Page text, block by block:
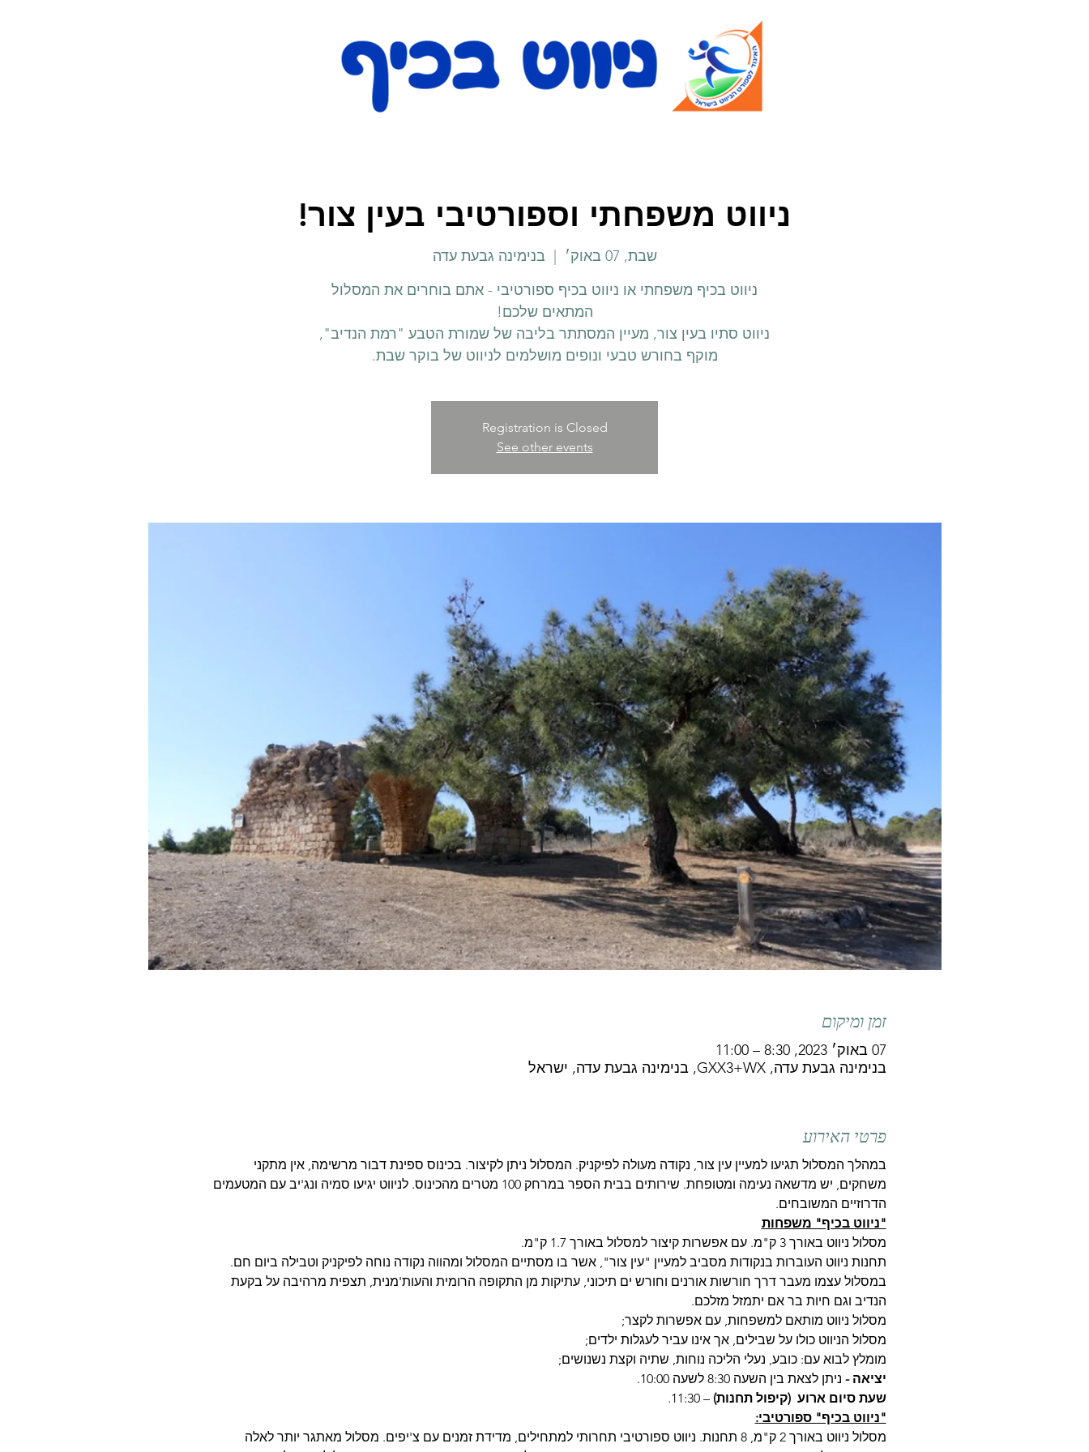
ניווט משפחתי וספורטיבי בעין צור!
שבת, 07 באוק׳
  |
בנימינה גבעת עדה
ניווט בכיף משפחתי או ניווט בכיף ספורטיבי - אתם בוחרים את המסלול
ניווט סתיו בעין צור, מעיין המסתתר בליבה של שמורת הטבע "רמת הנדיב",
מוקף בחורש טבעי ונופים מושלמים לניווט של בוקר שבת.
Registration is Closed
See other events
זמן ומיקום
07 באוק׳ 2023, 8:30 – 11:00
בנימינה גבעת עדה, GXX3+WX, בנימינה גבעת עדה, ישראל
פרטי האירוע
במהלך המסלול תגיעו למעיין עין צור, נקודה מעולה לפיקניק. המסלול ניתן לקיצור. בכינוס ספינת דבור מרשימה, אין מתקני
משחקים, יש מדשאה נעימה ומטופחת. שירותים בבית הספר במרחק 100 מטרים מהכינוס. לניווט יגיעו סמיה ונג'יב עם המטעמים
הדרוזיים המשובחים.
"ניווט בכיף" משפחות
מסלול ניווט באורך 3 ק"מ. עם אפשרות קיצור למסלול באורך 1.7 ק"מ.
תחנות ניווט העוברות בנקודות מסביב למעיין "עין צור", אשר בו מסתיים המסלול ומהווה נקודה נוחה לפיקניק וטבילה ביום חם.
במסלול עצמו מעבר דרך חורשות אורנים וחורש ים תיכוני, עתיקות מן התקופה הרומית והעות'מנית, תצפית מרהיבה על בקעת
הנדיב וגם חיות בר אם יתמזל מזלכם.
מסלול ניווט מותאם למשפחות, עם אפשרות לקצר;
מסלול הניווט כולו על שבילים, אך אינו עביר לעגלות ילדים;
מומלץ לבוא עם: כובע, נעלי הליכה נוחות, שתיה וקצת נשנושים;
יציאה - ניתן לצאת בין השעה 8:30 לשעה 10:00.
שעת סיום ארוע  (קיפול תחנות) – 11:30.
"ניווט בכיף" ספורטיבי:
מסלול ניווט באורך 2 ק"מ, 8 תחנות. ניווט ספורטיבי תחרותי למתחילים, מדידת זמנים עם צ'יפים. מסלול מאתגר יותר לאלה